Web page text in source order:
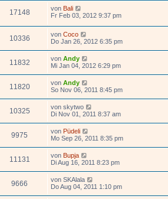
17148 von Bali
Fr Feb 03, 2012 9:37 pm
10336 von Coco
Do Jan 26, 2012 6:35 pm
11832 von Andy
Mi Jan 04, 2012 6:29 pm
11820 von Andy
So Nov 06, 2011 8:45 pm
10325 von skytwo
Di Nov 01, 2011 8:37 am
9975 von Püdeli
Mo Sep 26, 2011 8:35 pm
11131 von Bupja
Di Aug 16, 2011 8:23 pm
9666 von SKAlala
Do Aug 04, 2011 1:10 pm